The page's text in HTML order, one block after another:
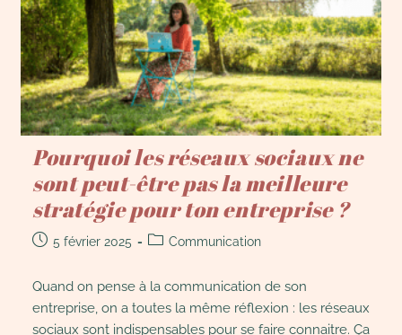
Pourquoi les réseaux sociaux ne
sont peut-être pas la meilleure
stratégie pour ton entreprise ?
5 février 2025 Communication
Quand on pense à la communication de son
entreprise, on a toutes la même réflexion : les réseaux
sociaux sont indispensables pour se faire connaitre. Ça